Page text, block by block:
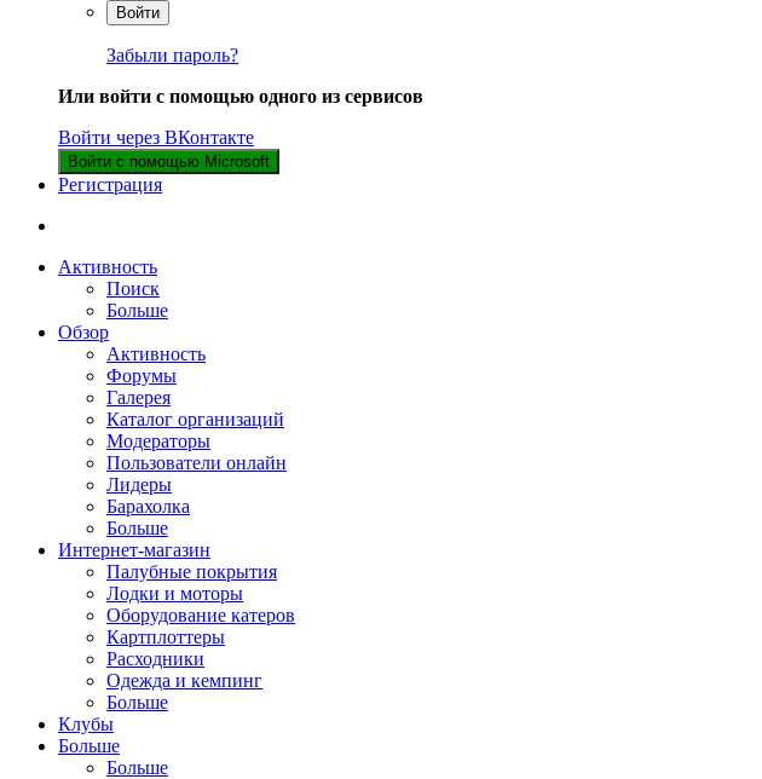
Войти
Забыли пароль?
Или войти с помощью одного из сервисов
Войти через ВКонтакте
Войти с помощью Microsoft
Регистрация
Активность
Поиск
Больше
Обзор
Активность
Форумы
Галерея
Каталог организаций
Модераторы
Пользователи онлайн
Лидеры
Барахолка
Больше
Интернет-магазин
Палубные покрытия
Лодки и моторы
Оборудование катеров
Картплоттеры
Расходники
Одежда и кемпинг
Больше
Клубы
Больше
Больше